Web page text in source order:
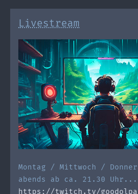
Livestream
Montag / Mittwoch /
abends ab ca. 21.30 Uhr...
https://twitch.tv/